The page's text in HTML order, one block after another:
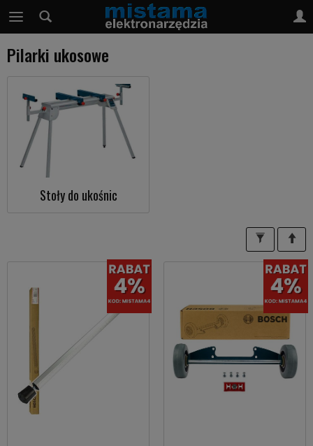
Pilarki ukosowe
Stoły do ukośnic